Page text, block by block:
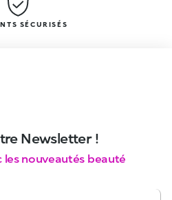
SÉCURISÉS
Newsletter !
nouveautés beauté